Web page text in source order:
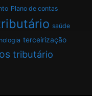
Plano de contas
saúde
terceirização
tributário